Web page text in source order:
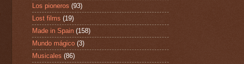
Los pioneros (93)
Lost films (19)
Made in Spain (158)
Mundo mágico (3)
Musicales (86)